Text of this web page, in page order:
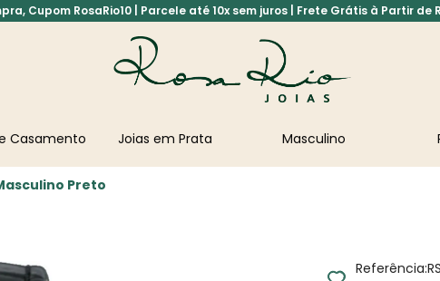
Cupom RosaRio10 | Parcele até 10x sem juros | Frete Grátis à Partir de
Casamento Joias em Prata Masculino
Preto
Referência: